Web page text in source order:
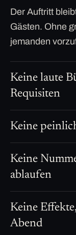
Der Auftritt
Gästen. Ohne
jemanden
Keine laute
Requisiten
Keine
Keine
ablaufen
Keine
Abend